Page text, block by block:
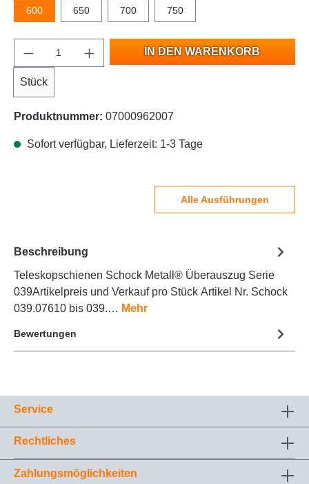
600 650 700 750
Stück
IN DEN WARENKORB
Produktnummer: 07000962007
Sofort verfügbar, Lieferzeit: 1-3 Tage
Alle Ausführungen
Beschreibung
Teleskopschienen Schock Metall® Überauszug Serie
039Artikelpreis und Verkauf pro Stück Artikel Nr. Schock
039.07610 bis 039.… Mehr
Bewertungen
Service
Rechtliches
Zahlungsmöglichkeiten